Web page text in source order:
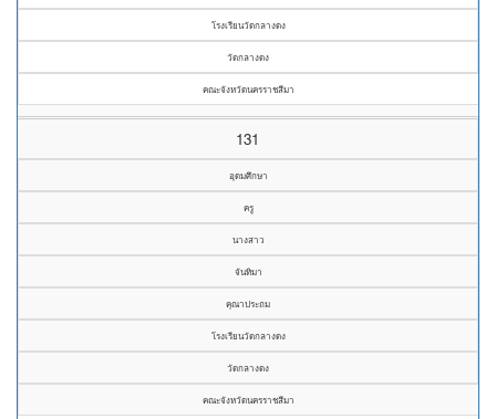
โรงเรียนวัดกลางดง
วัดกลางดง
คณะจังหวัดนครราชสีมา
131
อุดมศึกษา
ครู
นางสาว
จันทิมา
คุณาประถม
โรงเรียนวัดกลางดง
วัดกลางดง
คณะจังหวัดนครราชสีมา